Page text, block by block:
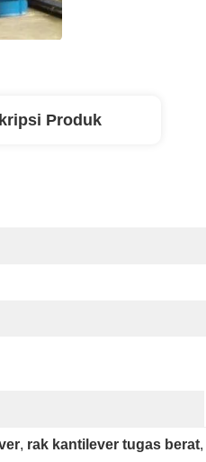
Produk
, rak kantilever tugas berat,